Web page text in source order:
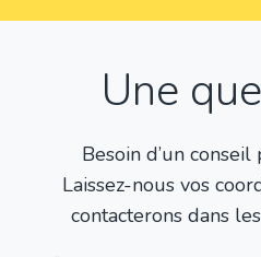
Une
Besoin d’un
Laissez-nous vos
contacterons dans